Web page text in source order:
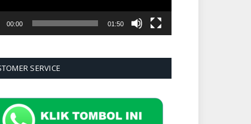
00:00 01:50
SERVICE